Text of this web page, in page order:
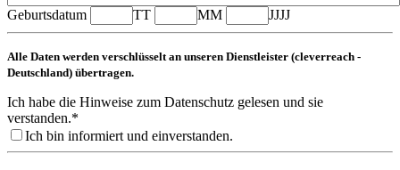
Geburtsdatum TT MM JJJJ
Alle Daten werden verschlüsselt an unseren Dienstleister (cleverreach -
Deutschland) übertragen.
Ich habe die Hinweise zum Datenschutz gelesen und sie
verstanden.*
Ich bin informiert und einverstanden.